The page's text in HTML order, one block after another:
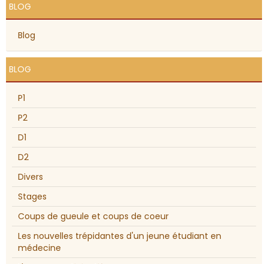
BLOG
Blog
BLOG
P1
P2
D1
D2
Divers
Stages
Coups de gueule et coups de coeur
Les nouvelles trépidantes d'un jeune étudiant en
médecine